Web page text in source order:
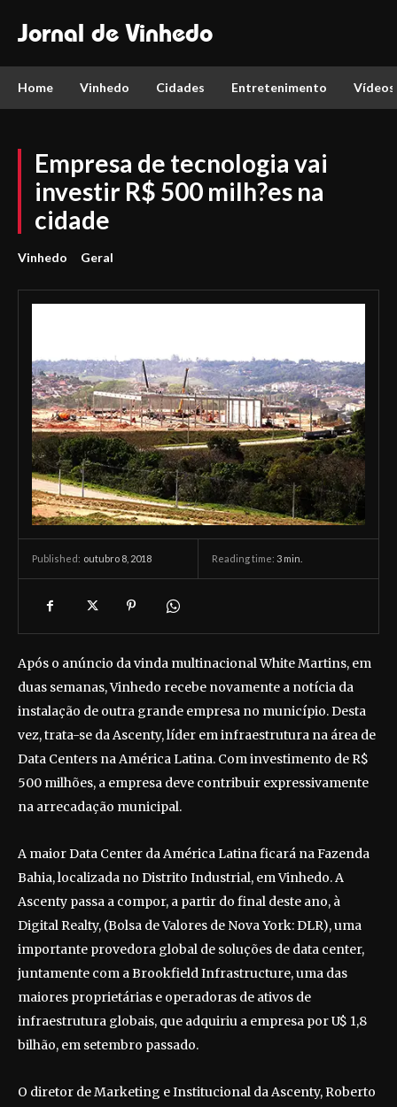
Jornal de Vinhedo
Home Vinhedo Cidades Entretenimento Vídeos
Empresa de tecnologia vai
investir R$ 500 milh?es na
cidade
Vinhedo Geral
Published: outubro 8, 2018 Reading time: 3 min.
Após o anúncio da vinda multinacional White Martins, em
duas semanas, Vinhedo recebe novamente a notícia da
instalação de outra grande empresa no município. Desta
vez, trata-se da Ascenty, líder em infraestrutura na área de
Data Centers na América Latina. Com investimento de R$
500 milhões, a empresa deve contribuir expressivamente
na arrecadação municipal.
A maior Data Center da América Latina ficará na Fazenda
Bahia, localizada no Distrito Industrial, em Vinhedo. A
Ascenty passa a compor, a partir do final deste ano, à
Digital Realty, (Bolsa de Valores de Nova York: DLR), uma
importante provedora global de soluções de data center,
juntamente com a Brookfield Infrastructure, uma das
maiores proprietárias e operadoras de ativos de
infraestrutura globais, que adquiriu a empresa por U$ 1,8
bilhão, em setembro passado.
O diretor de Marketing e Institucional da Ascenty, Roberto